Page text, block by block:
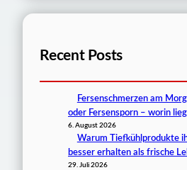
Recent Posts
Fersenschmerzen am
oder Fersensporn – worin
6. August 2026
Warum Tiefkühlprodukte
besser erhalten als frische
29. Juli 2026